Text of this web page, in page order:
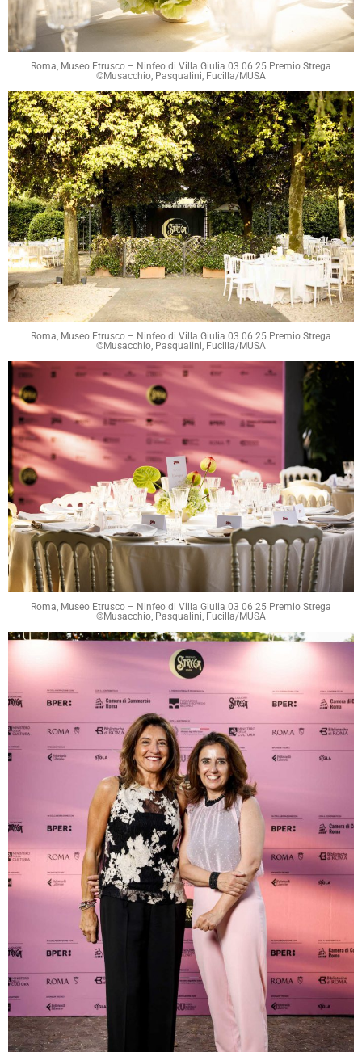
Roma, Museo Etrusco – Ninfeo di Villa Giulia 03 06 25 Premio Strega
©Musacchio, Pasqualini, Fucilla/MUSA
Roma, Museo Etrusco – Ninfeo di Villa Giulia 03 06 25 Premio Strega
©Musacchio, Pasqualini, Fucilla/MUSA
Roma, Museo Etrusco – Ninfeo di Villa Giulia 03 06 25 Premio Strega
©Musacchio, Pasqualini, Fucilla/MUSA